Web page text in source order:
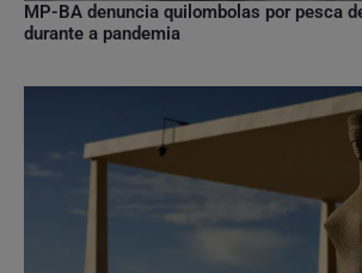
MP-BA denuncia quilombolas por pesca
durante a pandemia